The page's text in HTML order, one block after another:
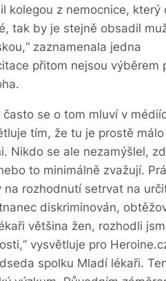
kolegou z nemocnice, který
tak by je stejně obsadil
zaznamenala jedna
přitom nejsou výběrem
se o tom mluví v
tím, že tu je prostě málo
Nikdo se ale nezamýšlel,
to minimálně zvažují.
na rozhodnutí setrvat na
diskriminován,
většina žen, rozhodli
vysvětluje pro
spolku Mladí lékaři.